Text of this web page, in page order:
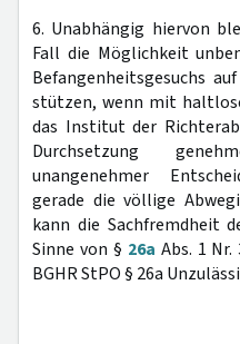
6. Unabhängig hiervon
Fall die Möglichkeit
Befangenheitsgesuchs
stützen, wenn mit
das Institut der
Durchsetzung
unangenehmer
gerade die völlige
kann die Sachfremdheit
Sinne von § 26a Abs. 1
BGHR StPO § 26a